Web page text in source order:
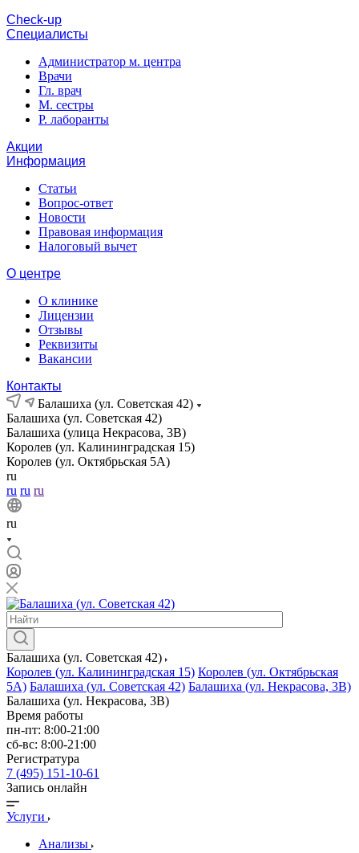
Cheсk-up
Специалисты
Администратор м. центра
Врачи
Гл. врач
М. сестры
Р. лаборанты
Акции
Информация
Статьи
Вопрос-ответ
Новости
Правовая информация
Налоговый вычет
О центре
О клинике
Лицензии
Отзывы
Реквизиты
Вакансии
Контакты
Балашиха (ул. Советская 42)
Балашиха (ул. Советская 42)
Балашиха (улица Некрасова, 3В)
Королев (ул. Калининградская 15)
Королев (ул. Октябрьская 5А)
ru
ru ru ru
ru
Балашиха (ул. Советская 42)
Королев (ул. Калининградская 15) Королев (ул. Октябрьская
5А) Балашиха (ул. Советская 42) Балашиха (ул. Некрасова, 3В)
Балашиха (ул. Некрасова, 3В)
Время работы
пн-пт: 8:00-21:00
сб-вс: 8:00-21:00
Регистратура
7 (495) 151-10-61
Запись онлайн
Услуги
Анализы